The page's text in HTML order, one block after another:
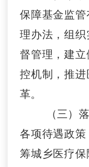
保障基金监
理办法，组
督管理，建
控机制，推
革。
（三）
各项待遇政
筹城乡医疗